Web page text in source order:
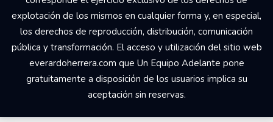
explotación de los mismos en cualquier forma y, en especial,
los derechos de reproducción, distribución, comunicación
pública y transformación. El acceso y utilización del sitio web
everardoherrera.com que Un Equipo Adelante pone
gratuitamente a disposición de los usuarios implica su
aceptación sin reservas.